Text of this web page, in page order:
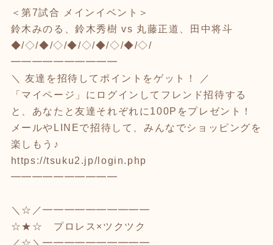
＜第7試合 メインイベント＞
鈴木みのる、鈴木秀樹 vs 丸藤正道、田中将斗
◆/◇/◆/◇/◆/◇/◆/◇/◆/◇/
━━━━━━━━━━
＼ 友達を招待してポイントをゲット！ ／
「マイページ」にログインしてフレンド招待する
と、あなたと友達それぞれに100Pをプレゼント！
メールやLINEで招待して、みんなでショッピングを
楽しもう♪
https://tsuku2.jp/login.php
━━━━━━━━━━
＼☆／━━━━━━━━━━
☆★☆ プロレス×ツクツク
／☆＼━━━━━━━━━━